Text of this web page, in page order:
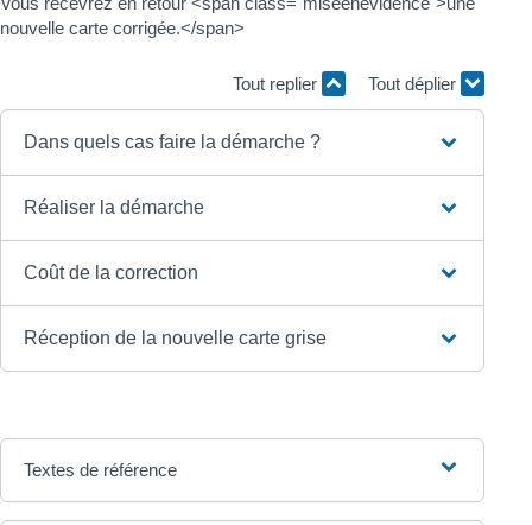
nouvelle carte corrigée.</span>
Tout replier Tout déplier
Dans quels cas faire la démarche ?
Réaliser la démarche
Coût de la correction
Réception de la nouvelle carte grise
Textes de référence